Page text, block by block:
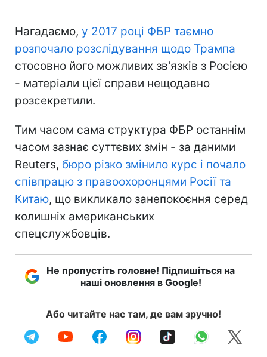
Нагадаємо, у 2017 році ФБР таємно
розпочало розслідування щодо Трампа
стосовно його можливих зв'язків з Росією
- матеріали цієї справи нещодавно
розсекретили.
Тим часом сама структура ФБР останнім
часом зазнає суттєвих змін - за даними
Reuters, бюро різко змінило курс і почало
співпрацю з правоохоронцями Росії та
Китаю, що викликало занепокоєння серед
колишніх американських
спецслужбовців.
Не пропустіть головне! Підпишіться на
наші оновлення в Google!
Або читайте нас там, де вам зручно!